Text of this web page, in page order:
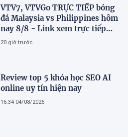
VTV7, VTVGo TRỰC TIẾP bóng
đá Malaysia vs Philippines hôm
nay 8/8 - Link xem trực tiếp
AFF Cup 2026 mới nhất
20 giờ trước
Review top 5 khóa học SEO AI
online uy tín hiện nay
16:34 04/08/2026